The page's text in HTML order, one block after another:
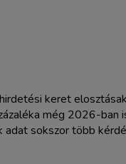
keret
még 2026-ban
sokszor több